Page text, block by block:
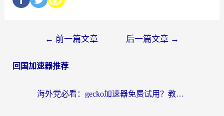
← 前一篇文章 后一篇文章 →
回国加速器推荐
海外党必看：gecko加速器免费试用？教你选对回国加速器，无缝刷国内剧玩游戏